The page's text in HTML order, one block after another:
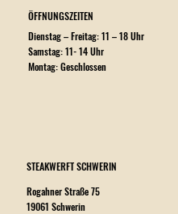
ÖFFNUNGSZEITEN
Dienstag – Freitag: 11 – 18 Uhr
Samstag: 11- 14 Uhr
Montag: Geschlossen
STEAKWERFT SCHWERIN
Rogahner Straße 75
19061 Schwerin